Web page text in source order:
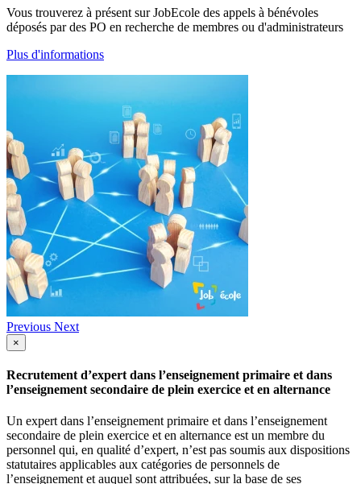
Vous trouverez à présent sur JobEcole des appels à bénévoles
déposés par des PO en recherche de membres ou d'administrateurs
Plus d'informations
Previous Next
×
Recrutement d’expert dans l’enseignement primaire et dans
l’enseignement secondaire de plein exercice et en alternance
Un expert dans l’enseignement primaire et dans l’enseignement
secondaire de plein exercice et en alternance est un membre du
personnel qui, en qualité d’expert, n’est pas soumis aux dispositions
statutaires applicables aux catégories de personnels de
l’enseignement et auquel sont attribuées, sur la base de ses